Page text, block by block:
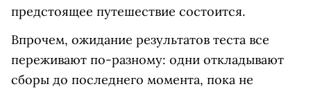
предстоящее путешествие состоится.
Впрочем, ожидание результатов теста все
переживают по-разному: одни откладывают
сборы до последнего момента, пока не